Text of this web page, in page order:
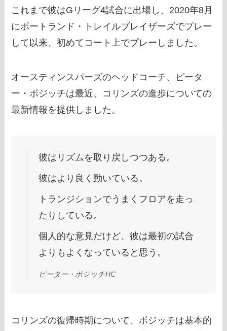
これまで彼はGリーグ4試合に出場し、2020年8月
にポートランド・トレイルブレイザーズでプレー
して以来、初めてコート上でプレーしました。
オースティンスパーズのヘッドコーチ、ピータ
ー・ボジッチは最近、コリンズの進歩についての
最新情報を提供しました。
彼はリズムを取り戻しつつある。
彼はより良く動いている。
トランジションでうまくフロアを走っ
たりしている。
個人的な意見だけど、彼は最初の試合
よりもよくなっていると思う。
ピーター・ボジッチHC
コリンズの復帰時期について、ボジッチは基本的